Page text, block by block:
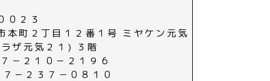
０２３
本町２丁目１２番１号 ミヤケン元気
ザ元気２１) ３階
－２１０－２１９６
－２３７－０８１０